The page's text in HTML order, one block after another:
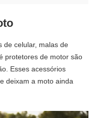
de celular, malas de
protetores de motor são
Esses acessórios
deixam a moto ainda